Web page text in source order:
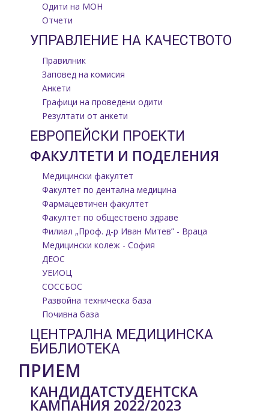
Одити на МОН
Отчети
УПРАВЛЕНИЕ НА КАЧЕСТВОТО
Правилник
Заповед на комисия
Анкети
Графици на проведени одити
Резултати от анкети
ЕВРОПЕЙСКИ ПРОЕКТИ
ФАКУЛТЕТИ И ПОДЕЛЕНИЯ
Медицински факултет
Факултет по дентална медицина
Фармацевтичен факултет
Факултет по обществено здраве
Филиал „Проф. д-р Иван Митев” - Враца
Медицински колеж - София
ДЕОС
УЕИОЦ
СОССБОС
Развойна техническа база
Почивна база
ЦЕНТРАЛНА МЕДИЦИНСКА
БИБЛИОТЕКА
ПРИЕМ
КАНДИДАТСТУДЕНТСКА
КАМПАНИЯ 2022/2023